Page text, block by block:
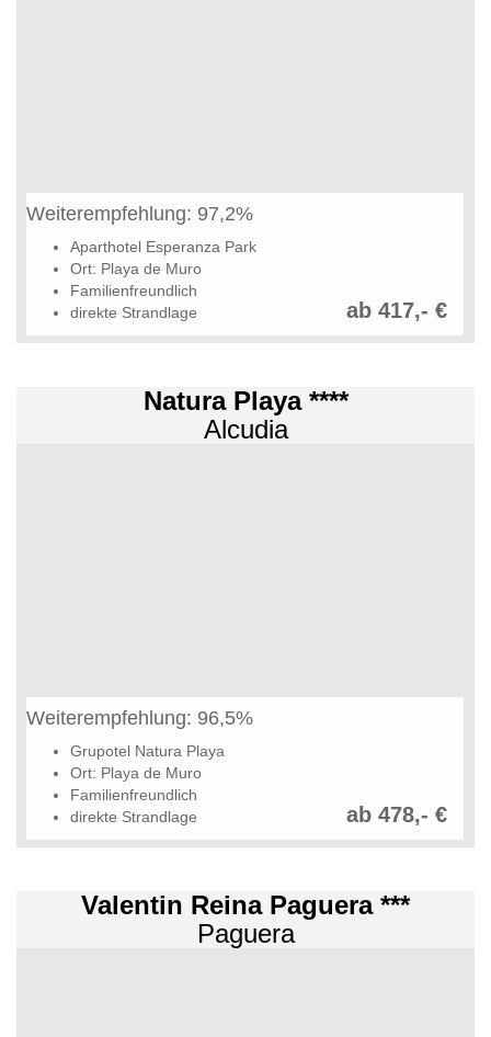
Weiterempfehlung: 97,2%
Aparthotel Esperanza Park
Ort: Playa de Muro
Familienfreundlich
direkte Strandlage
ab 417,- €
Natura Playa ****
Alcudia
Weiterempfehlung: 96,5%
Grupotel Natura Playa
Ort: Playa de Muro
Familienfreundlich
direkte Strandlage
ab 478,- €
Valentin Reina Paguera ***
Paguera